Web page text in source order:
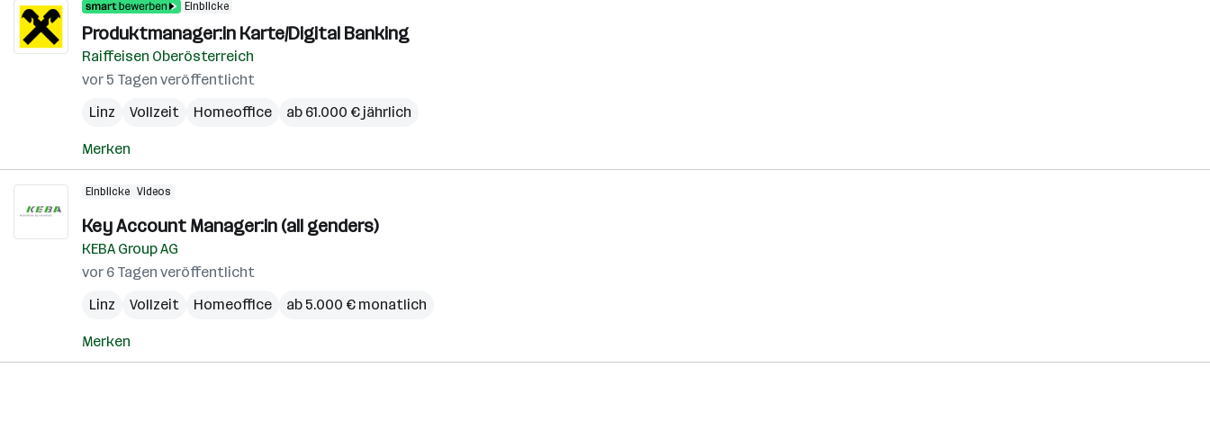
Einblicke
Produktmanager:in Karte/Digital Banking
Raiffeisen Oberösterreich
vor 5 Tagen veröffentlicht
Linz
Vollzeit Homeoffice ab 61.000 € jährlich
Merken
Einblicke Videos
Key Account Manager:in (all genders)
KEBA Group AG
vor 6 Tagen veröffentlicht
Linz
Vollzeit Homeoffice ab 5.000 € monatlich
Merken